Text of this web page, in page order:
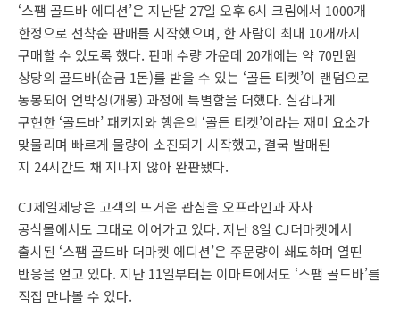
‘스팸 골드바 에디션’은 지난달 27일 오후 6시 크림에서 1000개
한정으로 선착순 판매를 시작했으며, 한 사람이 최대 10개까지
구매할 수 있도록 했다. 판매 수량 가운데 20개에는 약 70만원
상당의 골드바(순금 1돈)를 받을 수 있는 ‘골든 티켓’이 랜덤으로
동봉되어 언박싱(개봉) 과정에 특별함을 더했다. 실감나게
구현한 ‘골드바’ 패키지와 행운의 ‘골든 티켓’이라는 재미 요소가
맞물리며 빠르게 물량이 소진되기 시작했고, 결국 발매된
지 24시간도 채 지나지 않아 완판됐다.
CJ제일제당은 고객의 뜨거운 관심을 오프라인과 자사
공식몰에서도 그대로 이어가고 있다. 지난 8일 CJ더마켓에서
출시된 ‘스팸 골드바 더마켓 에디션’은 주문량이 쇄도하며 열띤
반응을 얻고 있다. 지난 11일부터는 이마트에서도 ‘스팸 골드바’를
직접 만나볼 수 있다.